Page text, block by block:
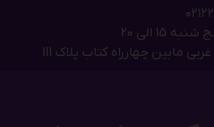
الی 20
مابین چهارراه کتاب پلاک 111